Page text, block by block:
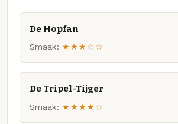
De Hopfan
Smaak: ★★★☆☆
De Tripel-Tijger
Smaak: ★★★★☆